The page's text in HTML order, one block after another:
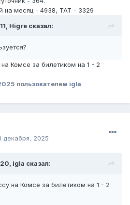
на месяц - 4938, ТАТ - 3329
Higre сказал:
Комсе за билетиком на 1 - 2
пользователем igla
декабря, 2025
igla сказал:
на Комсе за билетиком на 1 - 2